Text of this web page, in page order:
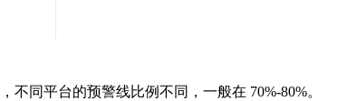
同平台的预警线比例不同，一般在 70%-80%。